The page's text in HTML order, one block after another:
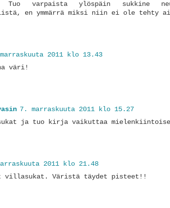
Tuo varpaista ylöspäin sukkine
en ymmärrä miksi niin ei ole tehty
2011 klo 13.43
väri!
7. marraskuuta 2011 klo 15.27
ja tuo kirja vaikuttaa
2011 klo 21.48
villasukat. Väristä täydet pisteet!!